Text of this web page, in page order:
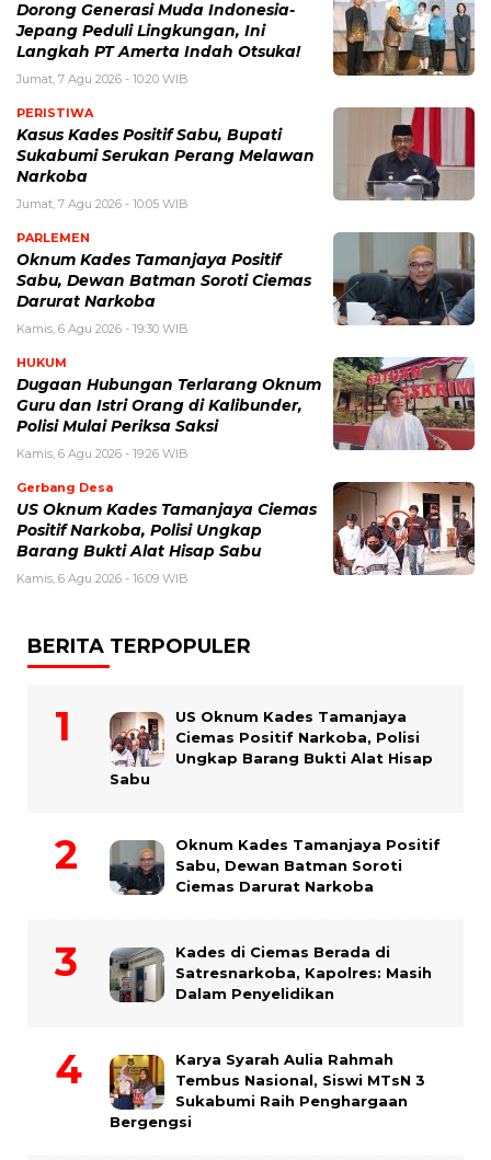
Dorong Generasi Muda Indonesia-
Jepang Peduli Lingkungan, Ini
Langkah PT Amerta Indah Otsuka!
Jumat, 7 Agu 2026 - 10:20 WIB
PERISTIWA
Kasus Kades Positif Sabu, Bupati
Sukabumi Serukan Perang Melawan
Narkoba
Jumat, 7 Agu 2026 - 10:05 WIB
PARLEMEN
Oknum Kades Tamanjaya Positif
Sabu, Dewan Batman Soroti Ciemas
Darurat Narkoba
Kamis, 6 Agu 2026 - 19:30 WIB
HUKUM
Dugaan Hubungan Terlarang Oknum
Guru dan Istri Orang di Kalibunder,
Polisi Mulai Periksa Saksi
Kamis, 6 Agu 2026 - 19:26 WIB
Gerbang Desa
US Oknum Kades Tamanjaya Ciemas
Positif Narkoba, Polisi Ungkap
Barang Bukti Alat Hisap Sabu
Kamis, 6 Agu 2026 - 16:09 WIB
BERITA TERPOPULER
US Oknum Kades Tamanjaya
Ciemas Positif Narkoba, Polisi
Ungkap Barang Bukti Alat Hisap
Sabu
Oknum Kades Tamanjaya Positif
Sabu, Dewan Batman Soroti
Ciemas Darurat Narkoba
Kades di Ciemas Berada di
Satresnarkoba, Kapolres: Masih
Dalam Penyelidikan
Karya Syarah Aulia Rahmah
Tembus Nasional, Siswi MTsN 3
Sukabumi Raih Penghargaan
Bergengsi